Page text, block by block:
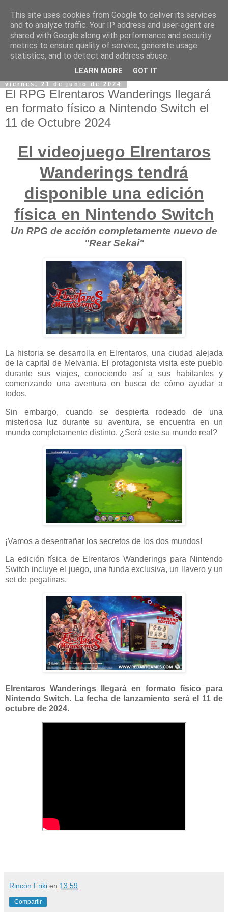
viernes, 21 de junio de 2024
El RPG Elrentaros Wanderings llegará
en formato físico a Nintendo Switch el
11 de Octubre 2024
El videojuego Elrentaros
Wanderings tendrá
disponible una edición
física en Nintendo Switch
Un RPG de acción completamente nuevo de
"Rear Sekai"
La historia se desarrolla en Elrentaros, una ciudad alejada
de la capital de Melvania. El protagonista visita este pueblo
durante sus viajes, conociendo así a sus habitantes y
comenzando una aventura en busca de cómo ayudar a
todos.
Sin embargo, cuando se despierta rodeado de una
misteriosa luz durante su aventura, se encuentra en un
mundo completamente distinto. ¿Será este su mundo real?
¡Vamos a desentrañar los secretos de los dos mundos!
La edición física de Elrentaros Wanderings para Nintendo
Switch incluye el juego, una funda exclusiva, un llavero y un
set de pegatinas.
Elrentaros Wanderings llegará en formato físico para
Nintendo Switch. La fecha de lanzamiento será el 11 de
octubre de 2024.
Rincón Friki en 13:59
Compartir
This site uses cookies from Google to deliver its services
and to analyze traffic. Your IP address and user-agent are
shared with Google along with performance and security
metrics to ensure quality of service, generate usage
statistics, and to detect and address abuse.
LEARN MORE GOT IT